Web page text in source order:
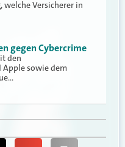
welche Versicherer in
gegen Cybercrime
den
Apple sowie dem